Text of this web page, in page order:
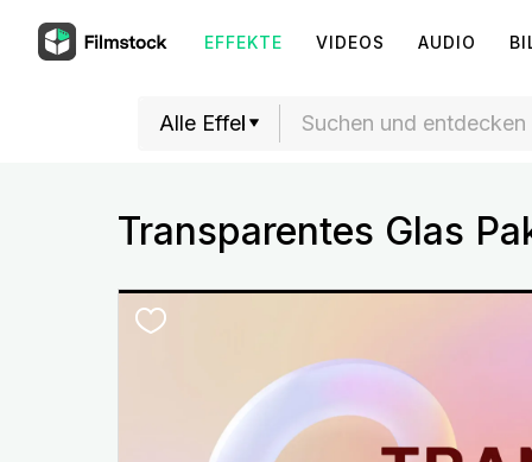
EFFEKTE VIDEOS AUDIO
Transparentes Glas